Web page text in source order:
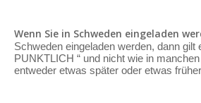
Wenn Sie in Schweden eingeladen
Schweden eingeladen werden, dann gilt
PUNKTLICH “ und nicht wie in
entweder etwas später oder etwas